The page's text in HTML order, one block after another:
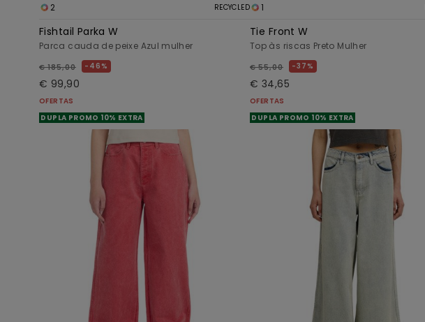
2 RECYCLED
Fishtail Parka W
Parca cauda de peixe Azul mulher
€ 185,00 46%
€ 99,90
OFERTAS
DUPLA PROMO 10% EXTRA
1
Tie Front W
Top às riscas Preto Mulher
€ 55,00 37%
€ 34,65
OFERTAS
DUPLA PROMO 10% EXTRA